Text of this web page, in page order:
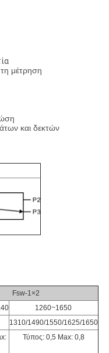
μέτρηση
και δεκτών
Fsw-1×2
1260~1650
1310/1490/1550/1625/1650
Τύπος: 0,5 Max: 0,8